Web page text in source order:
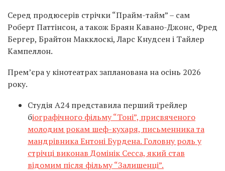
Серед продюсерів стрічки “Прайм-тайм” – сам
Роберт Паттінсон, а також Браян Кавано-Джонс, Фред
Бергер, Брайтон Макклоскі, Ларс Кнудсен і Тайлер
Кампеллон.
Прем’єра у кінотеатрах запланована на осінь 2026
року.
Студія A24 представила перший трейлер
біографічного фільму “Тоні”, присвяченого
молодим рокам шеф-кухаря, письменника та
мандрівника Ентоні Бурдена. Головну роль у
стрічці виконав Домінік Сесса, який став
відомим після фільму “Залишенці”.